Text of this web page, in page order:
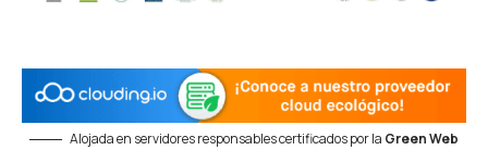
Alojada en servidores responsables certificados por la Green Web